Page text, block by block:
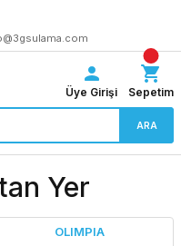
ARA
Üye Girişi Sepetim
Yer
OLIMPIA